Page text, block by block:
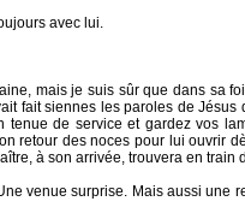
avec lui.
mais je suis sûr que dans sa
fait siennes les paroles de Jésus
de service et gardez vos
retour des noces pour lui ouvrir
à son arrivée, trouvera en train
venue surprise. Mais aussi une